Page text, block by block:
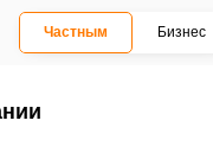
Частным Бизнес